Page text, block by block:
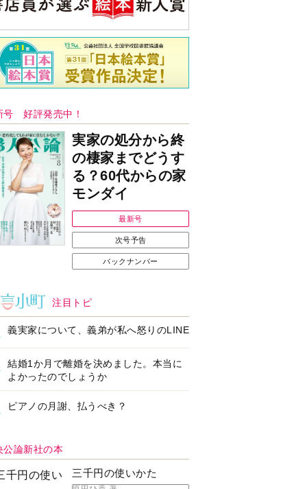
号 好評発売中！
実家の処分から終
の棲家までどうす
る？60代からの家
モンダイ
最新号
次号予告
バックナンバー
注目トピ
義実家について、義弟が私へ怒りのLINE
結婚1か月で離婚を決めました。本当に
よかったのでしょうか
ピアノの月謝、払うべき？
公論新社の本
三千円の使いかた